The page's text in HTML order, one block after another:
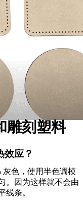
雕刻塑料
效应？
灰色，使用半色调模
。因为这样就不会由
线条。